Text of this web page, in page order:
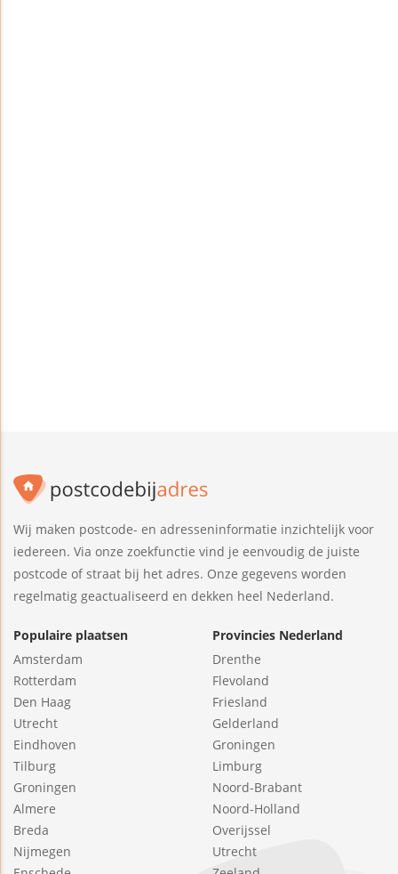
Wij maken postcode- en adresseninformatie inzichtelijk voor
iedereen. Via onze zoekfunctie vind je eenvoudig de juiste
postcode of straat bij het adres. Onze gegevens worden
regelmatig geactualiseerd en dekken heel Nederland.
Populaire plaatsen
Amsterdam
Rotterdam
Den Haag
Utrecht
Eindhoven
Tilburg
Groningen
Almere
Breda
Nijmegen
Provincies Nederland
Drenthe
Flevoland
Friesland
Gelderland
Groningen
Limburg
Noord-Brabant
Noord-Holland
Overijssel
Utrecht